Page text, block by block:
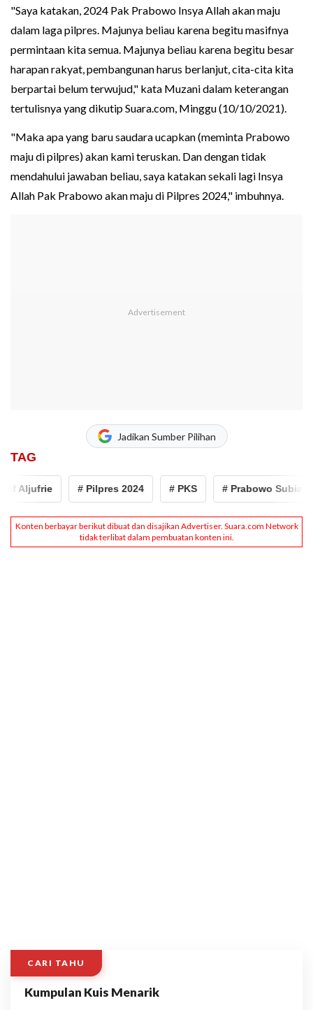
"Saya katakan, 2024 Pak Prabowo Insya Allah akan maju
dalam laga pilpres. Majunya beliau karena begitu masifnya
permintaan kita semua. Majunya beliau karena begitu besar
harapan rakyat, pembangunan harus berlanjut, cita-cita kita
berpartai belum terwujud," kata Muzani dalam keterangan
tertulisnya yang dikutip Suara.com, Minggu (10/10/2021).
"Maka apa yang baru saudara ucapkan (meminta Prabowo
maju di pilpres) akan kami teruskan. Dan dengan tidak
mendahului jawaban beliau, saya katakan sekali lagi Insya
Allah Pak Prabowo akan maju di Pilpres 2024," imbuhnya.
Jadikan Sumber Pilihan
TAG
Aljufrie # Pilpres 2024 # PKS # Prabowo Subianto
CARI TAHU
Kumpulan Kuis Menarik